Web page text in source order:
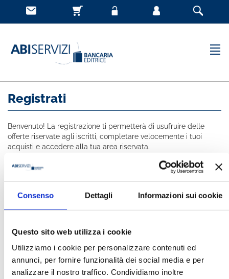
Consenso Dettagli Informazioni sui cookie
Questo sito web utilizza i cookie
Utilizziamo i cookie per personalizzare contenuti ed
annunci, per fornire funzionalità dei social media e per
analizzare il nostro traffico. Condividiamo inoltre
Registrati
Benvenuto! La registrazione ti permetterà di usufruire delle
offerte riservate agli iscritti, completare velocemente i tuoi
acquisti e accedere alla tua area riservata.
Tutti i campi indicati con * sono obbligatori
DATA DI NASCITA *